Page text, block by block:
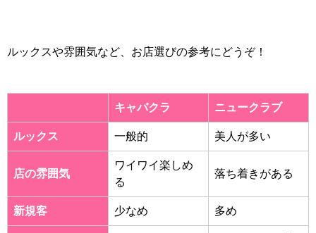
ルックスや雰囲気など、お店選びの参考にどうぞ！
キャバクラ ニュークラブ
ルックス 一般的 美人が多い
店の雰囲気
ワイワイ楽しめ
る
落ち着きがある
新規客 少なめ 多め